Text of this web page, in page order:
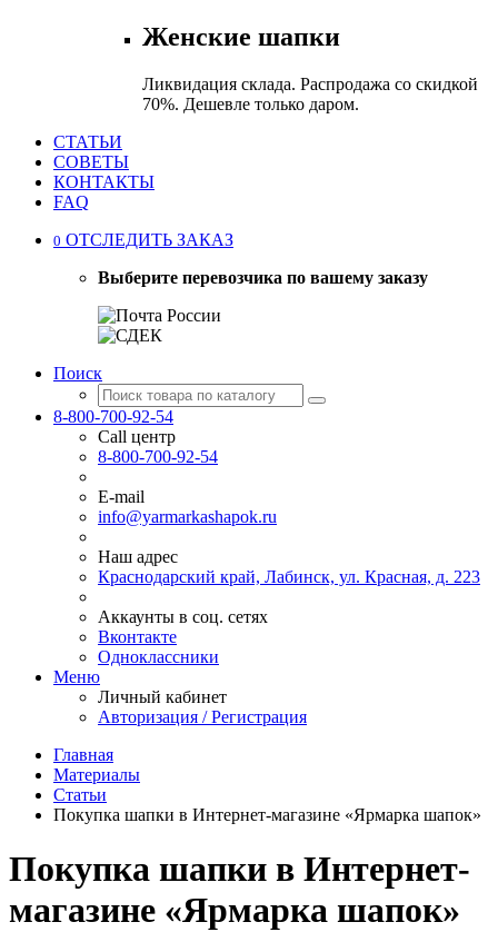
Женские шапки
Ликвидация склада. Распродажа со скидкой
70%. Дешевле только даром.
СТАТЬИ
СОВЕТЫ
КОНТАКТЫ
FAQ
0 ОТСЛЕДИТЬ ЗАКАЗ
Выберите перевозчика по вашему заказу
Поиск
8-800-700-92-54
Call центр
8-800-700-92-54
E-mail
info@yarmarkashapok.ru
Наш адрес
Краснодарский край, Лабинск, ул. Красная, д. 223
Аккаунты в соц. сетях
Вконтакте
Одноклассники
Меню
Личный кабинет
Авторизация / Регистрация
Главная
Материалы
Статьи
Покупка шапки в Интернет-магазине «Ярмарка шапок»
Покупка шапки в Интернет-
магазине «Ярмарка шапок»